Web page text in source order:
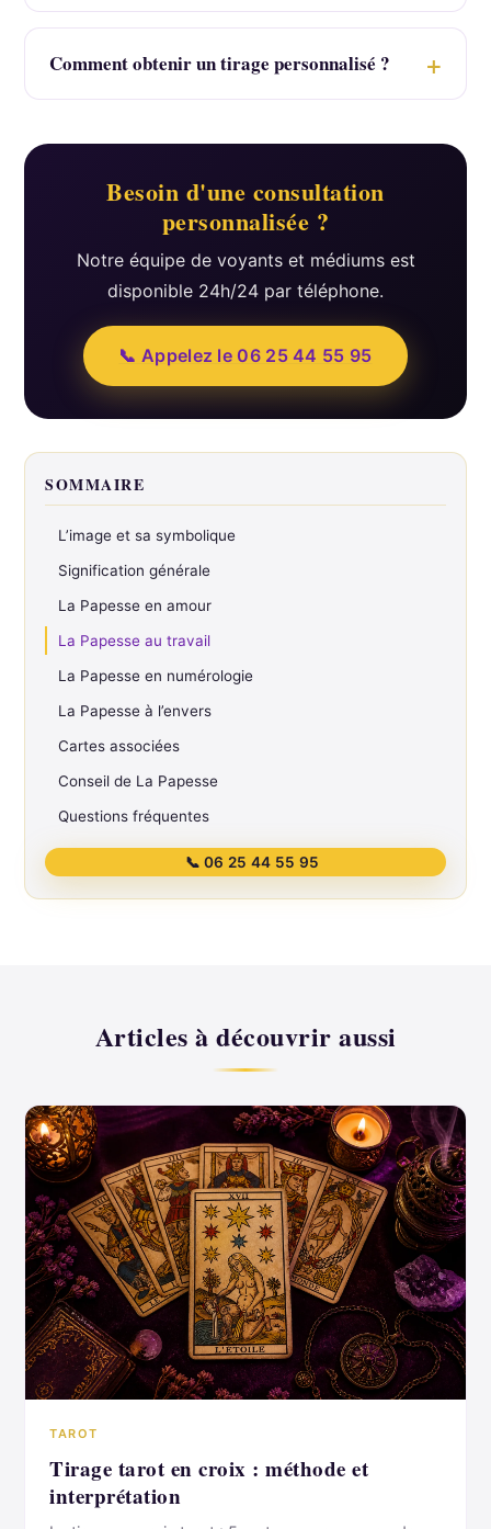
SOMMAIRE
L’image et sa symbolique
Signification générale
La Papesse en amour
La Papesse au travail
La Papesse en numérologie
La Papesse à l’envers
Cartes associées
Conseil de La Papesse
Questions fréquentes
📞 06 25 44 55 95
Comment obtenir un tirage personnalisé ?
Besoin d'une consultation
personnalisée ?
Notre équipe de voyants et médiums est
disponible 24h/24 par téléphone.
📞 Appelez le 06 25 44 55 95
Articles à découvrir aussi
TAROT
Tirage tarot en croix : méthode et
interprétation